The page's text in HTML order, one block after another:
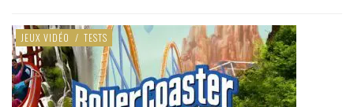
JEUX VIDÉO / TESTS